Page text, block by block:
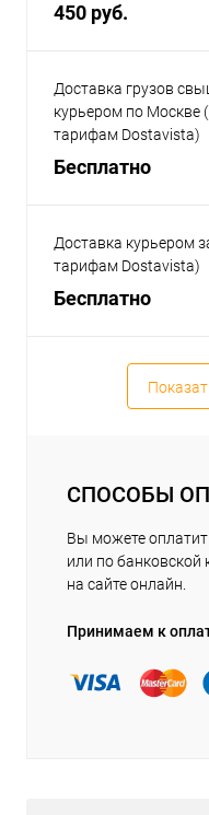
450 руб.
Доставка грузов
курьером по Москве
тарифам Dostavista)
Бесплатно
Доставка курьером
тарифам Dostavista)
Бесплатно
СПОСОБЫ
Вы можете
или по банковской
на сайте онлайн.
Принимаем к